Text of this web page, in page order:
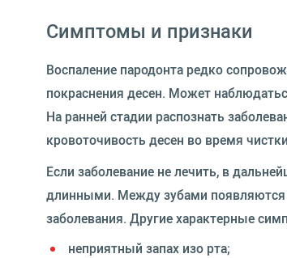
Симптомы и признаки
Воспаление пародонта редко
покраснения десен. Может
На ранней стадии распознать
кровоточивость десен во время
Если заболевание не лечить, в
длинными. Между зубами появляются
заболевания. Другие характерные
неприятный запах изо рта;